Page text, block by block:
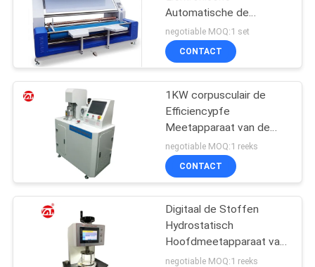
Automatische de
Inspectiemachine van de
Randstof
negotiable MOQ:1 set
CONTACT
1KW corpusculair de
Efficiencypfe
Meetapparaat van de
Kwestiefiltratie
negotiable MOQ:1 reeks
CONTACT
Digitaal de Stoffen
Hydrostatisch
Hoofdmeetapparaat van
JIS L1092 met LCD
negotiable MOQ:1 reeks